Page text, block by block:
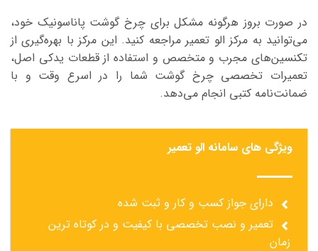
در صورت بروز هرگونه مشکل برای چرخ گوشت پاناسونیک خود،
می‌توانید به مرکز الو تعمیر مراجعه کنید. این مرکز با بهره‌گیری از
تکنسین‌های مجرب و متخصص و استفاده از قطعات یدکی اصل،
تعمیرات تخصصی چرخ گوشت شما را در اسرع وقت و با
ضمانت‌نامه کتبی انجام می‌دهد.
ویژگی های سامانه الو تعمیر
دارای جواز کسب و کار و ثبت شده
تعمیر و نصب تخصصی با کیفیت و در کوتاه ترین
زمان